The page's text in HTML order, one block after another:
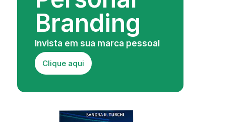
Branding
Invista em sua marca pessoal
Clique aqui